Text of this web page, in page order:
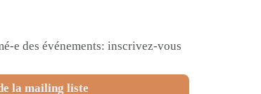
e des événements: inscrivez-vous
la mailing liste